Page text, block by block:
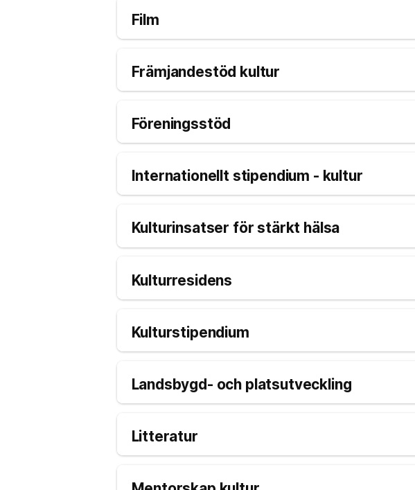
Film
Främjandestöd kultur
Föreningsstöd
Internationellt stipendium - kultur
Kulturinsatser för stärkt hälsa
Kulturresidens
Kulturstipendium
Landsbygd- och platsutveckling
Litteratur